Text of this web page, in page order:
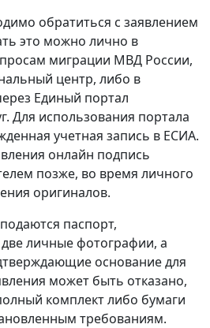
обратиться с заявлением
это можно лично в
миграции МВД России,
центр, либо в
Единый портал
Для использования портала
учетная запись в ЕСИА.
онлайн подпись
позже, во время личного
оригиналов.
паспорт,
личные фотографии, а
основание для
может быть отказано,
комплект либо бумаги
требованиям.